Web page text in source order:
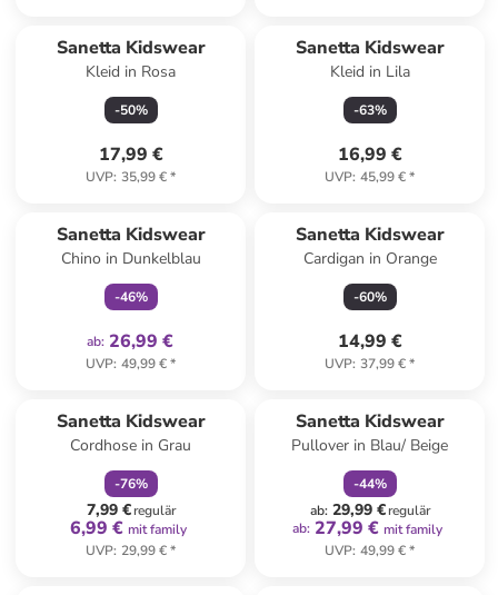
Sanetta Kidswear
Kleid in Rosa
-50%
17,99 €
UVP: 35,99 €*
Sanetta Kidswear
Kleid in Lila
-63%
16,99 €
UVP: 45,99 €*
Sanetta Kidswear
Chino in Dunkelblau
-46%
ab: 26,99 €
UVP: 49,99 €*
Sanetta Kidswear
Cardigan in Orange
-60%
14,99 €
UVP: 37,99 €*
Sanetta Kidswear
Cordhose in Grau
-76%
7,99 €regulär
6,99 € mit family
UVP: 29,99 €*
Sanetta Kidswear
Pullover in Blau/ Beige
-44%
ab: 29,99 €regulär
ab: 27,99 € mit family
UVP: 49,99 €*